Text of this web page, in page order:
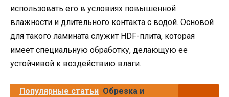
использовать его в условиях повышенной
влажности и длительного контакта с водой. Основой
для такого ламината служит HDF-плита, которая
имеет специальную обработку, делающую ее
устойчивой к воздействию влаги.
Популярные статьи Обрезка и